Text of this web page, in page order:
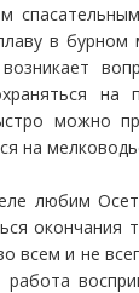
в
на
можно
на
любим
окончания
всем и не
работа